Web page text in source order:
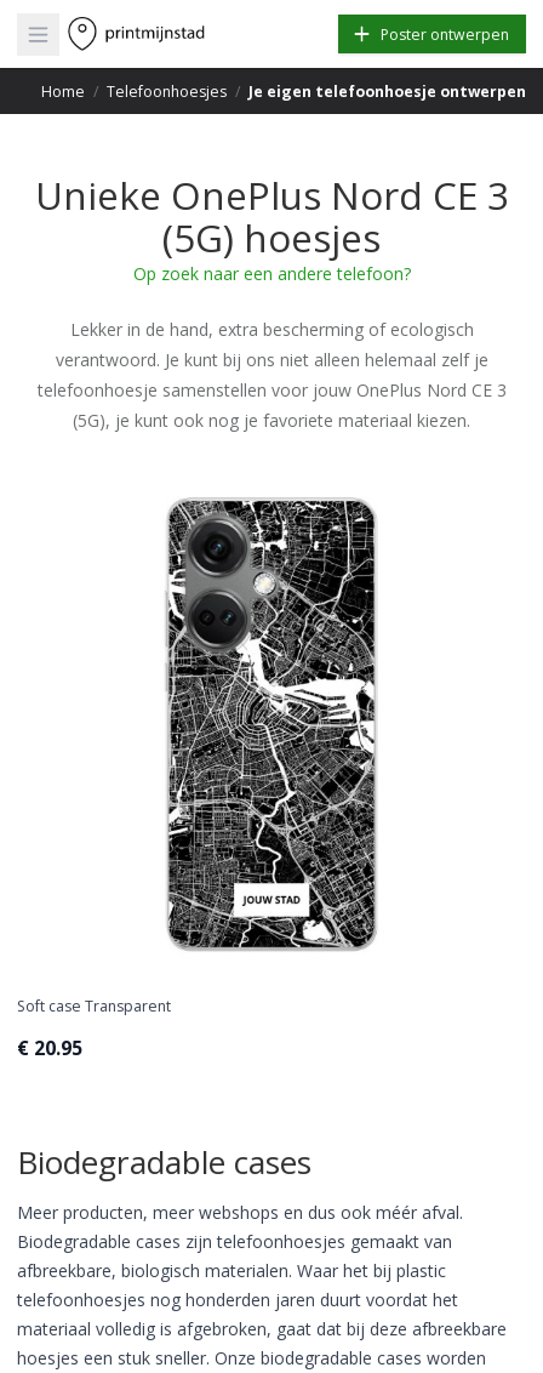
Open main menu Poster ontwerpen
Home / Telefoonhoesjes / Je eigen telefoonhoesje ontwerpen
Unieke OnePlus Nord CE 3
(5G) hoesjes
Op zoek naar een andere telefoon?
Lekker in de hand, extra bescherming of ecologisch
verantwoord. Je kunt bij ons niet alleen helemaal zelf je
telefoonhoesje samenstellen voor jouw OnePlus Nord CE 3
(5G), je kunt ook nog je favoriete materiaal kiezen.
Soft case Transparent
€ 20.95
Biodegradable cases
Meer producten, meer webshops en dus ook méér afval.
Biodegradable cases zijn telefoonhoesjes gemaakt van
afbreekbare, biologisch materialen. Waar het bij plastic
telefoonhoesjes nog honderden jaren duurt voordat het
materiaal volledig is afgebroken, gaat dat bij deze afbreekbare
hoesjes een stuk sneller. Onze biodegradable cases worden